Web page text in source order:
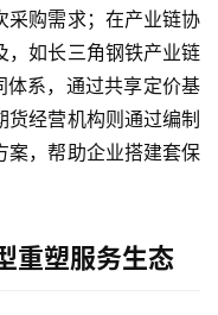
采购需求；在产业链协
，如长三角钢铁产业链
系，通过共享定价基
经营机构则通过编制
案，帮助企业搭建套保
重塑服务生态